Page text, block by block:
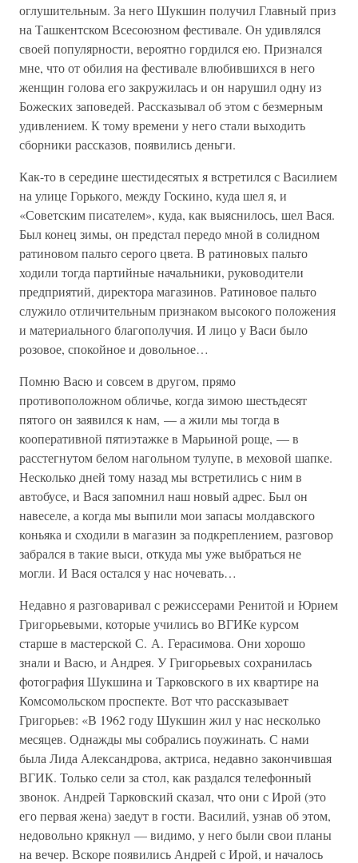
оглушительным. За него Шукшин получил Главный приз
на Ташкентском Всесоюзном фестивале. Он удивлялся
своей популярности, вероятно гордился ею. Признался
мне, что от обилия на фестивале влюбившихся в него
женщин голова его закружилась и он нарушил одну из
Божеских заповедей. Рассказывал об этом с безмерным
удивлением. К тому времени у него стали выходить
сборники рассказов, появились деньги.
Как-то в середине шестидесятых я встретился с Василием
на улице Горького, между Госкино, куда шел я, и
«Советским писателем», куда, как выяснилось, шел Вася.
Был конец зимы, он предстал передо мной в солидном
ратиновом пальто серого цвета. В ратиновых пальто
ходили тогда партийные начальники, руководители
предприятий, директора магазинов. Ратиновое пальто
служило отличительным признаком высокого положения
и материального благополучия. И лицо у Васи было
розовое, спокойное и довольное…
Помню Васю и совсем в другом, прямо
противоположном обличье, когда зимою шестьдесят
пятого он заявился к нам, — а жили мы тогда в
кооперативной пятиэтажке в Марьиной роще, — в
расстегнутом белом нагольном тулупе, в меховой шапке.
Несколько дней тому назад мы встретились с ним в
автобусе, и Вася запомнил наш новый адрес. Был он
навеселе, а когда мы выпили мои запасы молдавского
коньяка и сходили в магазин за подкреплением, разговор
забрался в такие выси, откуда мы уже выбраться не
могли. И Вася остался у нас ночевать…
Недавно я разговаривал с режиссерами Ренитой и Юрием
Григорьевыми, которые учились во ВГИКе курсом
старше в мастерской С. А. Герасимова. Они хорошо
знали и Васю, и Андрея. У Григорьевых сохранилась
фотография Шукшина и Тарковского в их квартире на
Комсомольском проспекте. Вот что рассказывает
Григорьев: «В 1962 году Шукшин жил у нас несколько
месяцев. Однажды мы собрались поужинать. С нами
была Лида Александрова, актриса, недавно закончившая
ВГИК. Только сели за стол, как раздался телефонный
звонок. Андрей Тарковский сказал, что они с Ирой (это
его первая жена) заедут в гости. Василий, узнав об этом,
недовольно крякнул — видимо, у него были свои планы
на вечер. Вскоре появились Андрей с Ирой, и началось